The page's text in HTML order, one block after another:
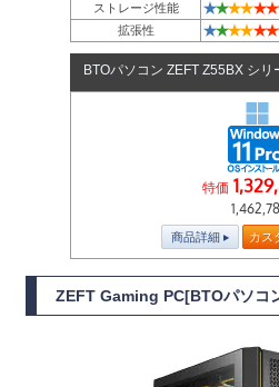
ストレージ性能 ★★★★★★
拡張性 ★★★★★★
BTOパソコン ZEFT Z55BX シリ
特価
商品詳細 カス
ZEFT Gaming PC[BTOパソコ